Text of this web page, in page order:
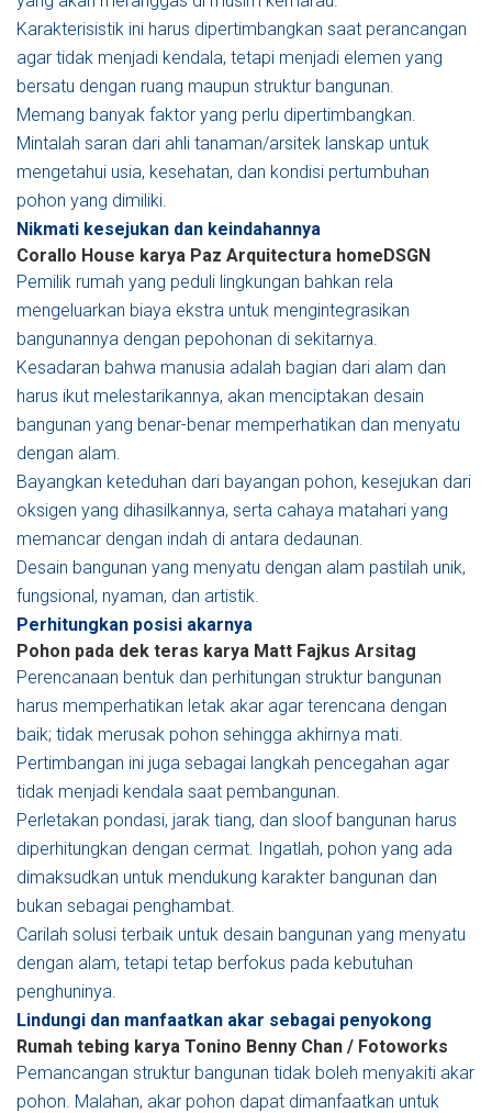
Karakterisistik ini harus dipertimbangkan saat perancangan
agar tidak menjadi kendala, tetapi menjadi elemen yang
bersatu dengan ruang maupun struktur bangunan.
Memang banyak faktor yang perlu dipertimbangkan.
Mintalah saran dari ahli tanaman/arsitek lanskap untuk
mengetahui usia, kesehatan, dan kondisi pertumbuhan
pohon yang dimiliki.
Nikmati kesejukan dan keindahannya
Corallo House karya Paz Arquitectura homeDSGN
Pemilik rumah yang peduli lingkungan bahkan rela
mengeluarkan biaya ekstra untuk mengintegrasikan
bangunannya dengan pepohonan di sekitarnya.
Kesadaran bahwa manusia adalah bagian dari alam dan
harus ikut melestarikannya, akan menciptakan desain
bangunan yang benar-benar memperhatikan dan menyatu
dengan alam.
Bayangkan keteduhan dari bayangan pohon, kesejukan dari
oksigen yang dihasilkannya, serta cahaya matahari yang
memancar dengan indah di antara dedaunan.
Desain bangunan yang menyatu dengan alam pastilah unik,
fungsional, nyaman, dan artistik.
Perhitungkan posisi akarnya
Pohon pada dek teras karya Matt Fajkus Arsitag
Perencanaan bentuk dan perhitungan struktur bangunan
harus memperhatikan letak akar agar terencana dengan
baik; tidak merusak pohon sehingga akhirnya mati.
Pertimbangan ini juga sebagai langkah pencegahan agar
tidak menjadi kendala saat pembangunan.
Perletakan pondasi, jarak tiang, dan sloof bangunan harus
diperhitungkan dengan cermat. Ingatlah, pohon yang ada
dimaksudkan untuk mendukung karakter bangunan dan
bukan sebagai penghambat.
Carilah solusi terbaik untuk desain bangunan yang menyatu
dengan alam, tetapi tetap berfokus pada kebutuhan
penghuninya.
Lindungi dan manfaatkan akar sebagai penyokong
Rumah tebing karya Tonino Benny Chan / Fotoworks
Pemancangan struktur bangunan tidak boleh menyakiti akar
pohon. Malahan, akar pohon dapat dimanfaatkan untuk